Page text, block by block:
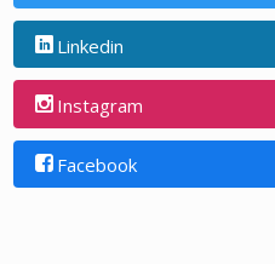
Linkedin
Instagram
Facebook